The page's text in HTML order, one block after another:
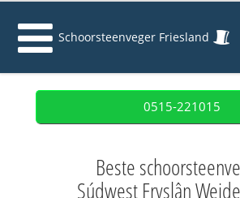
Schoorsteenveger Friesland
0515-221015
Beste
Súdwest Fryslân